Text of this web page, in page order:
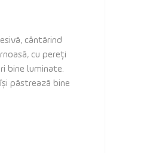
cântărind
cu pereți
bine luminate.
păstrează bine